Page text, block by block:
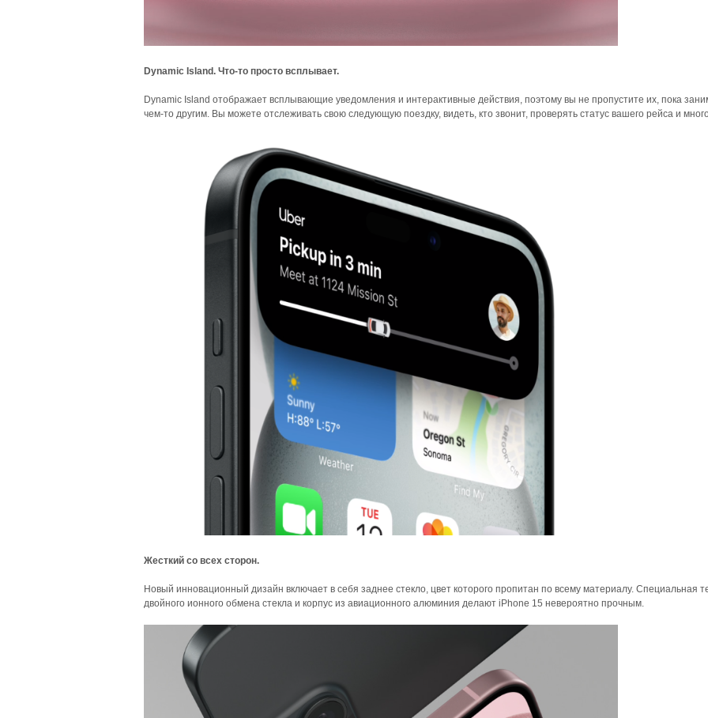
Dynamic Island. Что-то просто всплывает.
Dynamic Island отображает всплывающие уведомления и интерактивные действия, поэтому вы не пропустите их, пока
чем-то другим. Вы можете отслеживать свою следующую поездку, видеть, кто звонит, проверять статус вашего рейса и
Жесткий со всех сторон.
Новый инновационный дизайн включает в себя заднее стекло, цвет которого пропитан по всему материалу. Специальная
двойного ионного обмена стекла и корпус из авиационного алюминия делают iPhone 15 невероятно прочным.